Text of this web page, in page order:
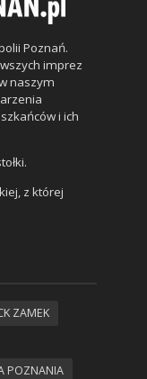
Poznań.
imprez
naszym
i ich
z której
ZAMEK
POZNANIA